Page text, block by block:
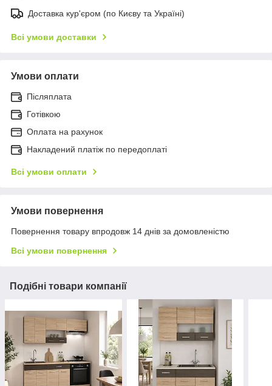
Доставка кур'єром (по Києву та Україні)
Всі умови доставки
Умови оплати
Післяплата
Готівкою
Оплата на рахунок
Накладений платіж по передоплаті
Всі умови оплати
Умови повернення
Повернення товару впродовж 14 днів за домовленістю
Всі умови повернення
Подібні товари компанії